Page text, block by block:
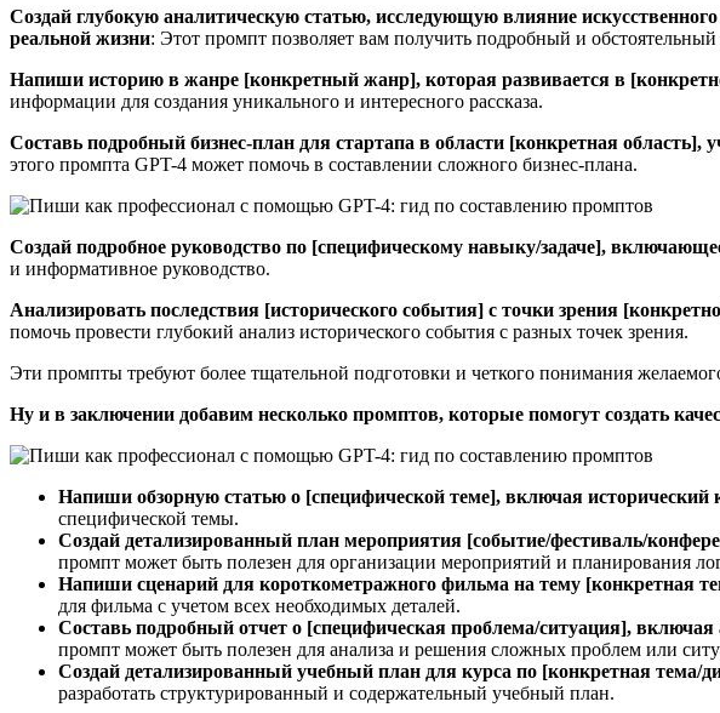
Создай глубокую аналитическую статью, исследующую влияние
реальной жизни: Этот промпт позволяет вам получить подробный и
Напиши историю в жанре [конкретный жанр], которая развивается в
информации для создания уникального и интересного рассказа.
Составь подробный бизнес-план для стартапа в области [конкретная
этого промпта GPT-4 может помочь в составлении сложного бизнес-плана.
Создай подробное руководство по [специфическому навыку/задаче],
и информативное руководство.
Анализировать последствия [исторического события] с точки зрения
помочь провести глубокий анализ исторического события с разных точек зрения.
Эти промпты требуют более тщательной подготовки и четкого понимания
Ну и в заключении добавим несколько промптов, которые помогут создать
Напиши обзорную статью о [специфической теме], включая исторический
специфической темы.
Создай детализированный план мероприятия [событие/фестиваль/
промпт может быть полезен для организации мероприятий и планирования
Напиши сценарий для короткометражного фильма на тему [конкретная
для фильма с учетом всех необходимых деталей.
Составь подробный отчет о [специфическая проблема/ситуация],
промпт может быть полезен для анализа и решения сложных проблем или
Создай детализированный учебный план для курса по [конкретная
разработать структурированный и содержательный учебный план.